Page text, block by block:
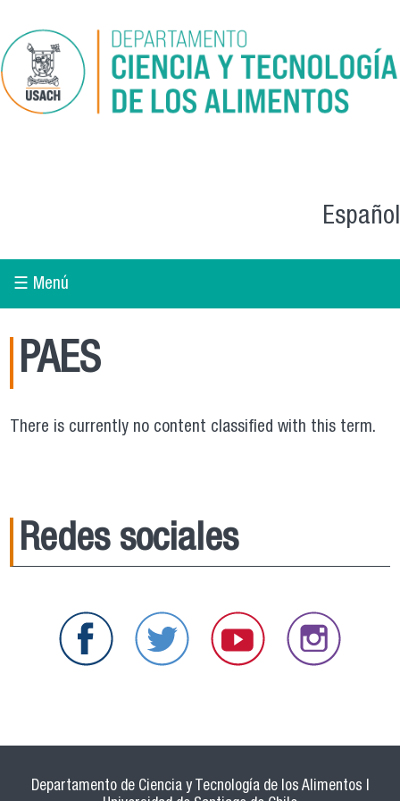
Español
☰ Menú
PAES
There is currently no content classified with this term.
Redes sociales
Departamento de Ciencia y Tecnología de los Alimentos |